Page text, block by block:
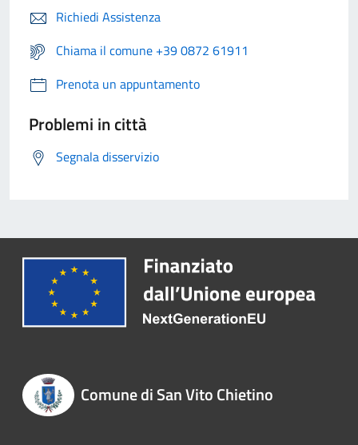
Richiedi Assistenza
Chiama il comune +39 0872 61911
Prenota un appuntamento
Problemi in città
Segnala disservizio
Comune di San Vito Chietino